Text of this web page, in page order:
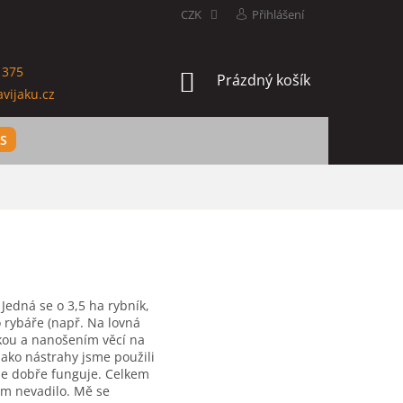
CZK Přihlášení
NÁKUPNÍ
Prázdný košík
se o 3,5 ha rybník,
(např. Na lovná
a nanošením věcí na
nástrahy jsme použili
dobře funguje. Celkem
nevadilo. Mě se